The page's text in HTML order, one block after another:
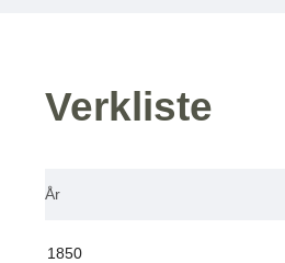
Verkliste
År
1850